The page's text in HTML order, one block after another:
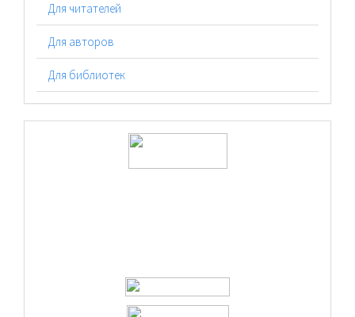
Для читателей
Для авторов
Для библиотек